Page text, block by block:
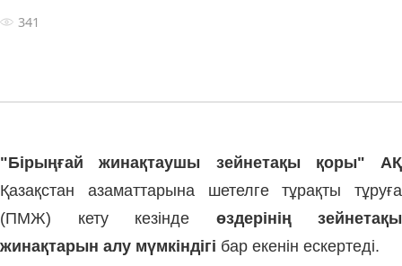
341
"Бірыңғай жинақтаушы зейнетақы қоры" АҚ
Қазақстан азаматтарына шетелге тұрақты тұруға
(ПМЖ) кету кезінде өздерінің зейнетақы
жинақтарын алу мүмкіндігі бар екенін ескертеді.